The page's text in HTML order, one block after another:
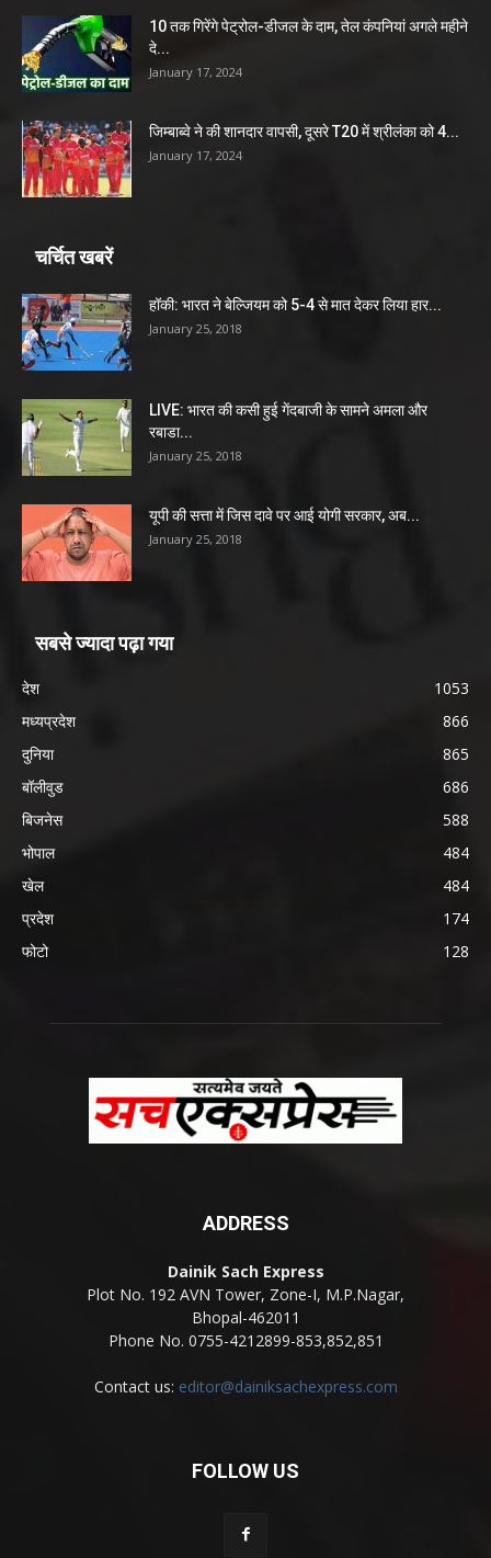
10 तक गिरेंगे पेट्रोल-डीजल के दाम, तेल कंपनियां अगले महीने
दे...
January 17, 2024
जिम्बाब्वे ने की शानदार वापसी, दूसरे T20 में श्रीलंका को 4...
January 17, 2024
चर्चित खबरें
हॉकी: भारत ने बेल्जियम को 5-4 से मात देकर लिया हार...
January 25, 2018
LIVE: भारत की कसी हुई गेंदबाजी के सामने अमला और
रबाडा...
January 25, 2018
यूपी की सत्ता में जिस दावे पर आई योगी सरकार, अब...
January 25, 2018
सबसे ज्यादा पढ़ा गया
देश
1053
मध्यप्रदेश
866
दुनिया
865
बॉलीवुड
686
बिजनेस
588
भोपाल
484
खेल
484
प्रदेश
174
फोटो
128
ADDRESS
Dainik Sach Express
Plot No. 192 AVN Tower, Zone-I, M.P.Nagar,
Bhopal-462011
Phone No. 0755-4212899-853,852,851
Contact us: editor@dainiksachexpress.com
FOLLOW US